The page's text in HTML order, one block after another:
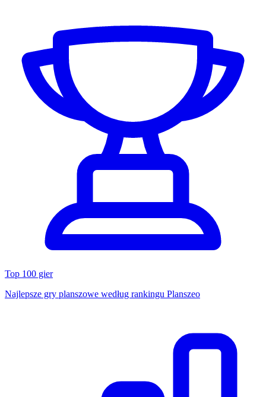
Top 100 gier
Najlepsze gry planszowe według rankingu Planszeo